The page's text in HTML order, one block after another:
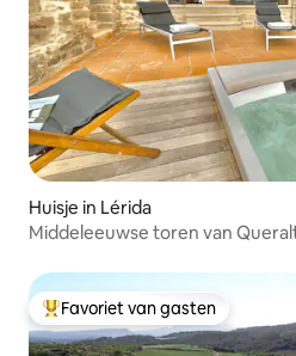
Huisje in Lérida
Middeleeuwse toren van
Topfavoriet van gasten
Favoriet van gasten